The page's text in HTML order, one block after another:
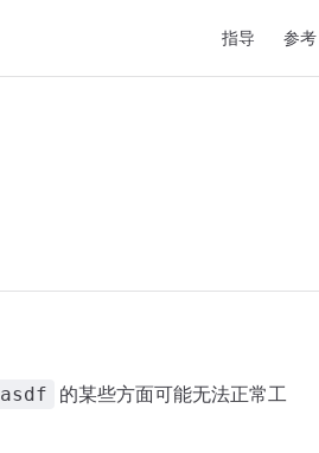
指导 参考
asdf
的某些方面可能无法正常工